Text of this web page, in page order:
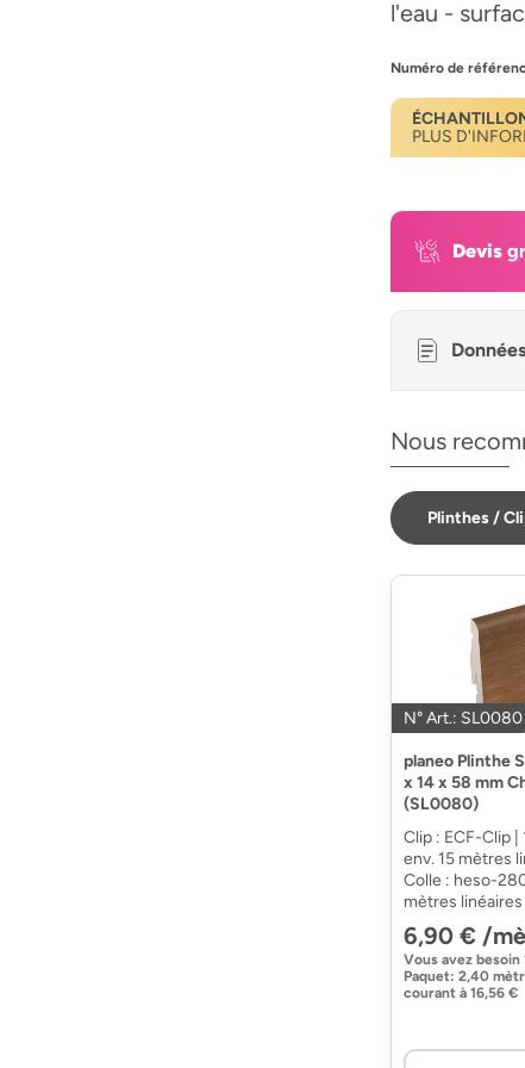
l'eau -
Numéro de
PLUS
Devis
Nous
Plinthes /
N° Art.: SL0080
planeo Plinthe
x 14 x 58 mm
(SL0080)
Clip : ECF-Clip
env. 15 mètres
Colle : heso-
mètres linéaires
6,90 € /
Vous avez besoin
Paquet: 2,40
courant à 16,56 €